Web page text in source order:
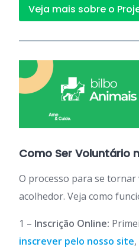
Veja mais sobre o
Como Ser Voluntário
O processo para se
acolhedor. Veja como
1 – Inscrição Online:
inscrever pelo nosso site